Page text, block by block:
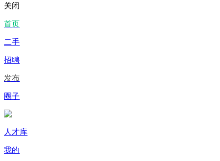
关闭
首页
二手
招聘
发布
圈子
人才库
我的